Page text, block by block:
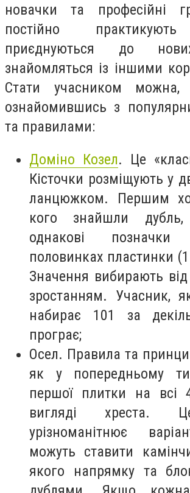
новачки та професійні
постійно
приєднуються до
знайомляться із іншими
Стати учасником можна,
ознайомившись з
та правилами:
Доміно Козел. Це
Кісточки розміщують у
ланцюжком. Першим
кого знайшли
однакові
половинках пластинки
Значення вибирають
зростанням. Учасник,
набирає 101 за
програє;
Осел. Правила та
як у попередньому
першої плитки на всі
вигляді хреста.
урізноманітнює
можуть ставити
якого напрямку та